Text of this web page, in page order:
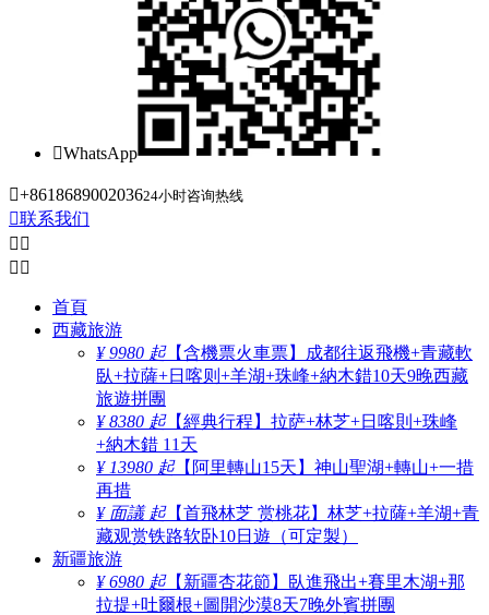
WhatsApp
+861868900203624小时咨询热线
联系我们
 
 
首頁
西藏旅游
¥ 9980 起【含機票火車票】成都往返飛機+青藏軟
臥+拉薩+日喀则+羊湖+珠峰+納木錯10天9晚西藏
旅遊拼團
¥ 8380 起【經典行程】拉萨+林芝+日喀則+珠峰
+納木錯 11天
¥ 13980 起【阿里轉山15天】神山聖湖+轉山+一措
再措
¥ 面議 起【首飛林芝 赏桃花】林芝+拉薩+羊湖+青
藏观赏铁路软卧10日遊（可定製）
新疆旅游
¥ 6980 起【新疆杏花節】臥進飛出+賽里木湖+那
拉提+吐爾根+圖開沙漠8天7晚外賓拼團